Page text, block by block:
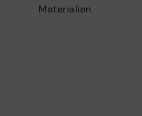
Materialien.